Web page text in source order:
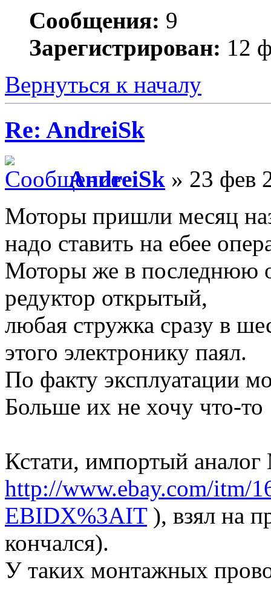
Сообщения: 9
Зарегистрирован: 12
Вернуться к началу
Re: AndreiSk
AndreiSk » 23 фев
Моторы пришли месяц
надо ставить на ебее
Моторы же в последнюю
редуктор открытый,
любая стружка сразу в
этого электронику паял.
По факту эксплуатации
Больше их не хочу что-то
Кстати, импортый
http://www.ebay.com/itm/
EBIDX%3AIT), взял на
кончался).
У таких монтажных